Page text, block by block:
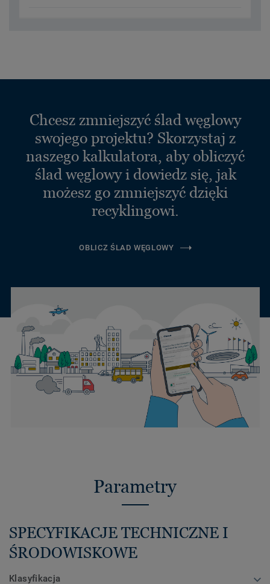
Chcesz zmniejszyć ślad węglowy
swojego projektu? Skorzystaj z
naszego kalkulatora, aby obliczyć
ślad węglowy i dowiedz się, jak
możesz go zmniejszyć dzięki
recyklingowi.
OBLICZ ŚLAD WĘGLOWY
Parametry
SPECYFIKACJE TECHNICZNE I
ŚRODOWISKOWE
Klasyfikacja